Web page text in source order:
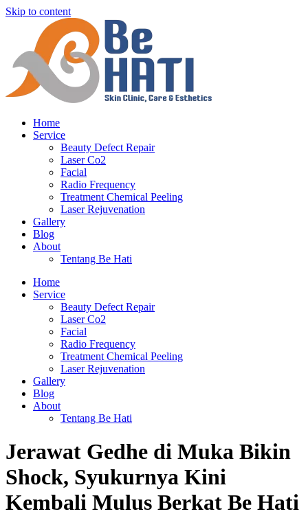
Skip to content
Home
Service
Beauty Defect Repair
Laser Co2
Facial
Radio Frequency
Treatment Chemical Peeling
Laser Rejuvenation
Gallery
Blog
About
Tentang Be Hati
Home
Service
Beauty Defect Repair
Laser Co2
Facial
Radio Frequency
Treatment Chemical Peeling
Laser Rejuvenation
Gallery
Blog
About
Tentang Be Hati
Jerawat Gedhe di Muka Bikin
Shock, Syukurnya Kini
Kembali Mulus Berkat Be Hati